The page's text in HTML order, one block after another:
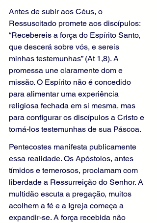
Antes de subir aos Céus, o
Ressuscitado promete aos discípulos:
“Recebereis a força do Espírito Santo,
que descerá sobre vós, e sereis
minhas testemunhas” (At 1,8). A
promessa une claramente dom e
missão. O Espírito não é concedido
para alimentar uma experiência
religiosa fechada em si mesma, mas
para configurar os discípulos a Cristo e
torná-los testemunhas de sua Páscoa.
Pentecostes manifesta publicamente
essa realidade. Os Apóstolos, antes
tímidos e temerosos, proclamam com
liberdade a Ressurreição do Senhor. A
multidão escuta a pregação, muitos
acolhem a fé e a Igreja começa a
expandir-se. A força recebida não